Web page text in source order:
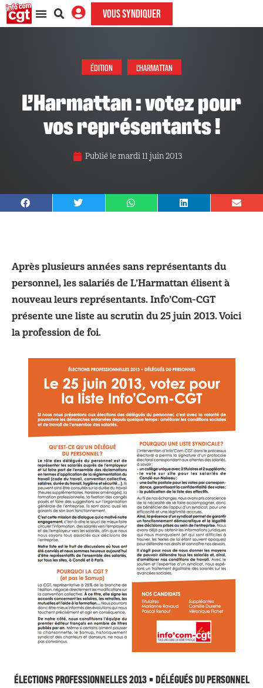
VOUS SYNDIQUER
ÉDITION L'HARMATTAN
L’Harmattan : votez pour
vos représentants !
Publié lemardi 11 juin 2013
Après plusieurs années sans représentants du
personnel, les salariés de L’Harmattan élisent à
nouveau leurs représentants. Info’Com-CGT
présente une liste au scrutin du 25 juin 2013. Voici
la profession de foi.
ÉLECTIONS PROFESSIONNELLES 2013 • DÉLÉGUÉS DU PERSONNEL